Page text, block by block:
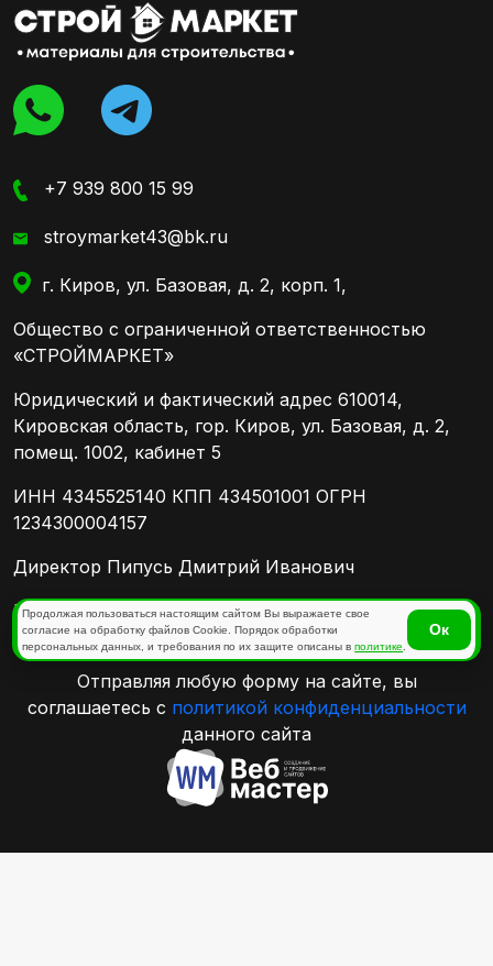
+7 939 800 15 99
stroymarket43@bk.ru
г. Киров, ул. Базовая, д. 2, корп. 1,
Общество с ограниченной ответственностью
«СТРОЙМАРКЕТ»
Юридический и фактический адрес 610014,
Кировская область, гор. Киров, ул. Базовая, д. 2,
помещ. 1002, кабинет 5
ИНН 4345525140 КПП 434501001 ОГРН
1234300004157
Директор Пипусь Дмитрий Иванович
Политика конфиденциальности
Отправляя любую форму на сайте, вы
соглашаетесь с политикой конфиденциальности
данного сайта
Продолжая пользоваться настоящим сайтом Вы выражаете свое
согласие на обработку файлов Cookie. Порядок обработки
персональных данных, и требования по их защите описаны вполитике
Ок